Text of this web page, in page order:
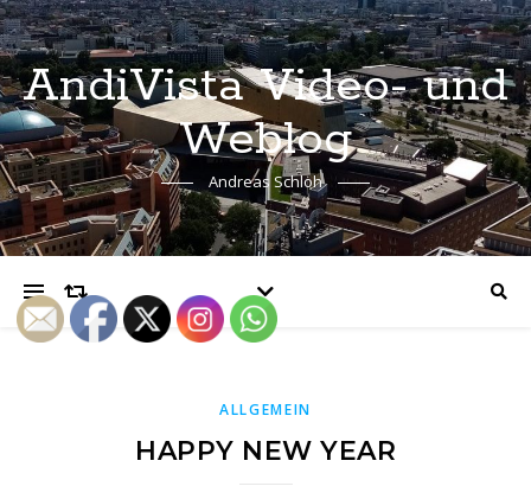
AndiVista Video- und
Weblog
Andreas Schloh
ALLGEMEIN
HAPPY NEW YEAR